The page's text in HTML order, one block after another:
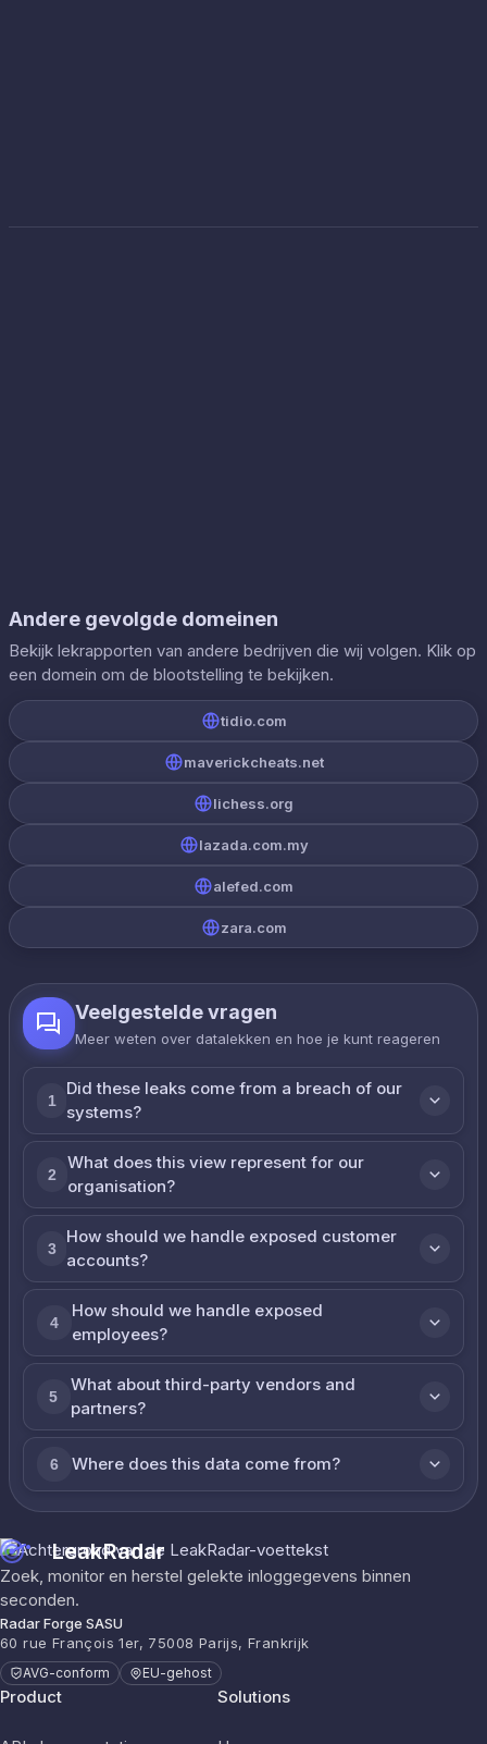
Andere gevolgde domeinen
Bekijk lekrapporten van andere bedrijven die wij volgen. Klik op
een domein om de blootstelling te bekijken.
tidio.com
maverickcheats.net
lichess.org
lazada.com.my
alefed.com
zara.com
Veelgestelde vragen
Meer weten over datalekken en hoe je kunt reageren
1
Did these leaks come from a breach of our
systems?
2
What does this view represent for our
organisation?
3
How should we handle exposed customer
accounts?
4
How should we handle exposed
employees?
5
What about third-party vendors and
partners?
6 Where does this data come from?
LeakRadar
Zoek, monitor en herstel gelekte inloggegevens binnen
seconden.
Radar Forge SASU
60 rue François 1er, 75008 Parijs, Frankrijk
AVG-conform EU-gehost
Product Solutions